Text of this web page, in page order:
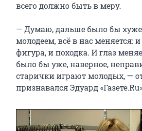
всего должно быть в меру.
— Думаю, дальше было бы
молодеем, всё в нас меняется:
фигура, и походка. И глаз
было бы уже, наверное,
старички играют молодых, —
признавался Эдуард